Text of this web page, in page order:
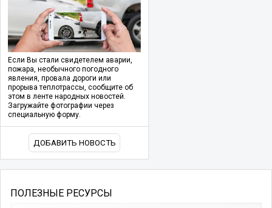
Если Вы стали свидетелем аварии,
пожара, необычного погодного
явления, провала дороги или
прорыва теплотрассы, сообщите об
этом в ленте народных новостей.
Загружайте фотографии через
специальную форму.
ДОБАВИТЬ НОВОСТЬ
ПОЛЕЗНЫЕ РЕСУРСЫ